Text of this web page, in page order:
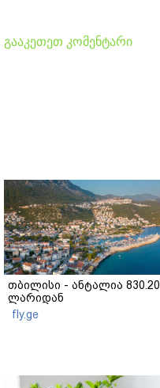
გააკეთეთ კომენტარი
თბილისი - ანტალია 830.20
ლარიდან
fly.ge